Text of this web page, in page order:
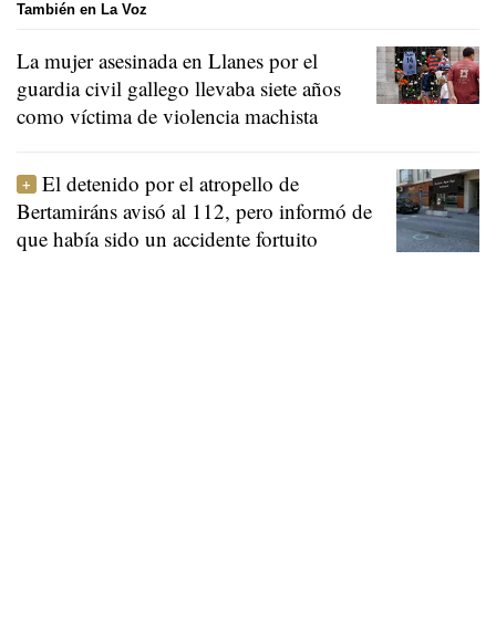
También en La Voz
La mujer asesinada en Llanes por el
guardia civil gallego llevaba siete años
como víctima de violencia machista
El detenido por el atropello de
Bertamiráns avisó al 112, pero informó de
que había sido un accidente fortuito